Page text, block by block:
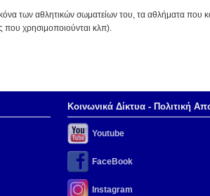
των αθλητικών σωματείων του, τα αθλήματα που
που χρησιμοποιούνται κλπ).
Κοινωνικά Δίκτυα - Πολιτική
Youtube
FaceBook
Instagram